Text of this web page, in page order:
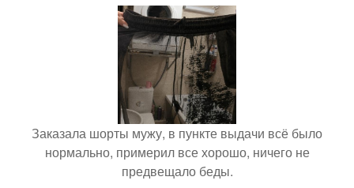
Заказала шорты мужу, в пункте выдачи всё было
нормально, примерил все хорошо, ничего не
предвещало беды.